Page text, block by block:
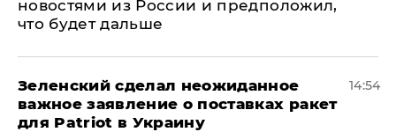
новостями из России и предположил,
что будет дальше
Зеленский сделал неожиданное
важное заявление о поставках ракет
для Patriot в Украину
14:54